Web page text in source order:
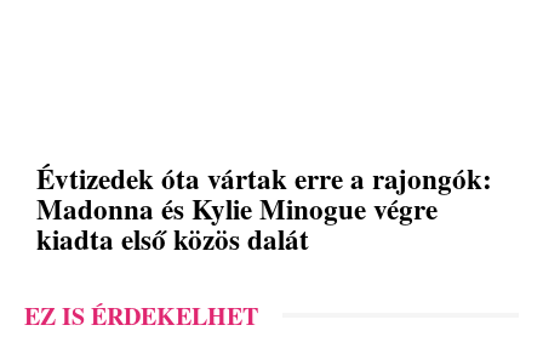
Évtizedek óta vártak erre a rajongók:
Madonna és Kylie Minogue végre
kiadta első közös dalát
EZ IS ÉRDEKELHET